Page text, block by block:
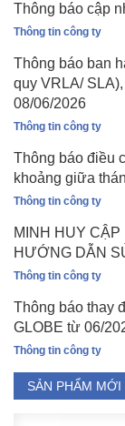
Thông báo cập
Thông tin công ty
Thông báo ban
quy VRLA/
08/06/2026
Thông tin công ty
Thông báo điều
khoảng giữa
Thông tin công ty
MINH HUY
HƯỚNG DẪN
Thông tin công ty
Thông báo thay
GLOBE từ 06/
Thông tin công ty
SẢN PHẨM MỚI